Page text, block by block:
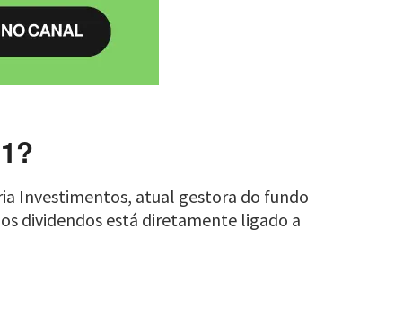
Investimentos, atual gestora do fundo
dividendos está diretamente ligado a